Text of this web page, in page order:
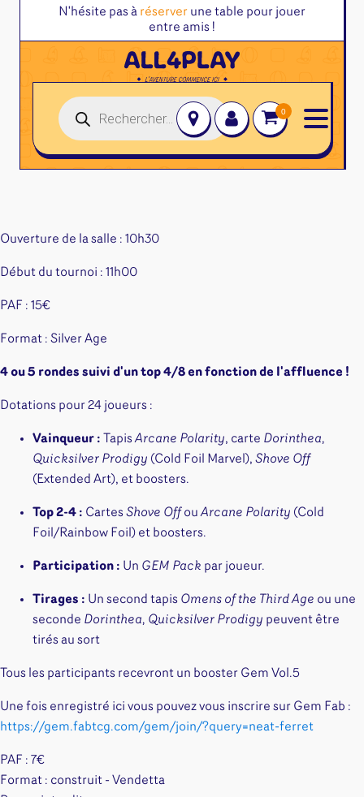
N'hésite pas à réserver une table pour jouer
entre amis !
Jeux de société
Jeux de cartes
Riftbound - League of Legends
Classeurs
Tapis de jeu
Recherche
de
produits
Ouverture de la salle : 10h30
Début du tournoi : 11h00
PAF : 15€
Format : Silver Age
4 ou 5 rondes suivi d'un top 4/8 en fonction de l'affluence !
Dotations pour 24 joueurs :
Vainqueur : TapisArcane Polarity, carte Dorinthea,
Quicksilver Prodigy (Cold Foil Marvel), Shove Off
(Extended Art), et boosters.
Top 2-4 : Cartes Shove OffouArcane Polarity (Cold
Foil/Rainbow Foil) et boosters.
Participation : Un GEM Pack par joueur.
Tirages : Un second tapis Omens of the Third Age ou une
seconde Dorinthea, Quicksilver Prodigy peuvent être
tirés au sort
Tous les participants recevront un booster Gem Vol.5
Une fois enregistré ici vous pouvez vous inscrire sur Gem Fab :
https://gem.fabtcg.com/gem/join/?query=neat-ferret
PAF : 7€
Format : construit - Vendetta